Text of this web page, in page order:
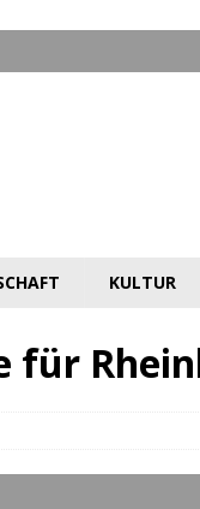
KULTUR
für